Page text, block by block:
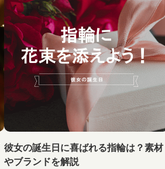
彼女の誕生日に喜ばれる指輪は？素材
やブランドを解説